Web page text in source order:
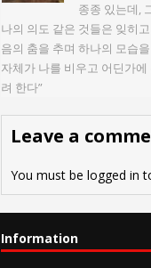
종종 있는데,
나의 의도 같은 것들은 잊히
음의 춤을 추며 하나의 모습
자체가 나를 비우고 어딘가
려 한다”
Leave a
You must be logged in
Information